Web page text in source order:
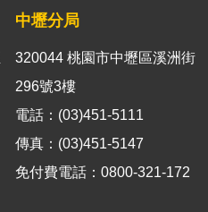
中壢分局
320044 桃園市中壢區溪洲街
296號3樓
電話：(03)451-5111
傳真：(03)451-5147
免付費電話：0800-321-172